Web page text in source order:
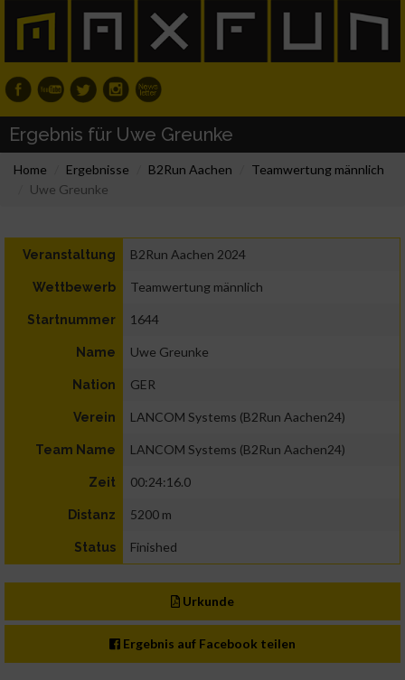
Ergebnis für Uwe Greunke
Home Ergebnisse B2Run Aachen
Teamwertung männlich
Uwe Greunke
Veranstaltung B2Run Aachen 2024
Wettbewerb Teamwertung männlich
Startnummer 1644
Name Uwe Greunke
Nation GER
Verein LANCOM Systems (B2Run Aachen24)
Team Name LANCOM Systems (B2Run Aachen24)
Zeit 00:24:16.0
Distanz 5200 m
Status Finished
Urkunde
Ergebnis auf Facebook teilen